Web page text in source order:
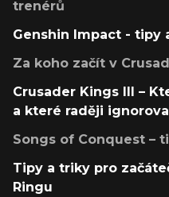
trenérů
Genshin Impact - tipy
Za koho začít v
Crusader Kings III –
a které raději
Songs of Conquest –
Tipy a triky pro
Ringu